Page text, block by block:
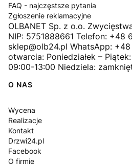
FAQ - najczęstsze pytania
Zgłoszenie reklamacyjne
OLBANET Sp. z o.o.
NIP: 5751888661 Telefon: +48
sklep@olb24.pl WhatsApp:
otwarcia: Poniedziałek –
09:00-13:00 Niedziela:
O NAS
Wycena
Realizacje
Kontakt
Drzwi24.pl
Facebook
O firmie